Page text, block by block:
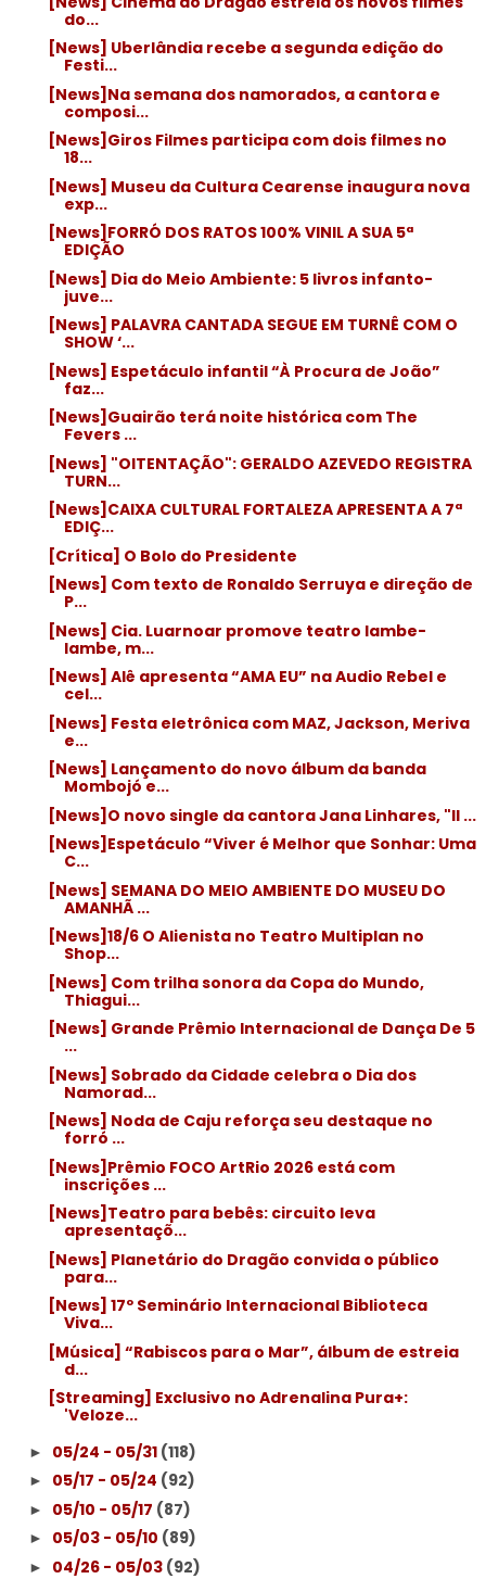
do...
[News] Uberlândia recebe a segunda edição do
Festi...
[News]Na semana dos namorados, a cantora e
composi...
[News]Giros Filmes participa com dois filmes no
18...
[News] Museu da Cultura Cearense inaugura nova
exp...
[News]FORRÓ DOS RATOS 100% VINIL A SUA 5ª
EDIÇÃO
[News] Dia do Meio Ambiente: 5 livros infanto-
juve...
[News] PALAVRA CANTADA SEGUE EM TURNÊ COM O
SHOW ‘...
[News] Espetáculo infantil “À Procura de João”
faz...
[News]Guairão terá noite histórica com The
Fevers ...
[News] "OITENTAÇÃO": GERALDO AZEVEDO REGISTRA
TURN...
[News]CAIXA CULTURAL FORTALEZA APRESENTA A 7ª
EDIÇ...
[Crítica] O Bolo do Presidente
[News] Com texto de Ronaldo Serruya e direção de
P...
[News] Cia. Luarnoar promove teatro lambe-
lambe, m...
[News] Alê apresenta “AMA EU” na Audio Rebel e
cel...
[News] Festa eletrônica com MAZ, Jackson, Meriva
e...
[News] Lançamento do novo álbum da banda
Mombojó e...
[News]O novo single da cantora Jana Linhares, "Il ...
[News]Espetáculo “Viver é Melhor que Sonhar: Uma
C...
[News] SEMANA DO MEIO AMBIENTE DO MUSEU DO
AMANHÃ ...
[News]18/6 O Alienista no Teatro Multiplan no
Shop...
[News] Com trilha sonora da Copa do Mundo,
Thiagui...
[News] Grande Prêmio Internacional de Dança De 5
...
[News] Sobrado da Cidade celebra o Dia dos
Namorad...
[News] Noda de Caju reforça seu destaque no
forró ...
[News]Prêmio FOCO ArtRio 2026 está com
inscrições ...
[News]Teatro para bebês: circuito leva
apresentaçõ...
[News] Planetário do Dragão convida o público
para...
[News] 17º Seminário Internacional Biblioteca
Viva...
[Música] “Rabiscos para o Mar”, álbum de estreia
d...
[Streaming] Exclusivo no Adrenalina Pura+:
'Veloze...
► 05/24 - 05/31 (118)
► 05/17 - 05/24 (92)
► 05/10 - 05/17 (87)
► 05/03 - 05/10 (89)
► 04/26 - 05/03 (92)